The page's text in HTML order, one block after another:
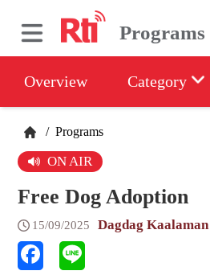
Programs
Overview Category
/ Programs
ON AIR
Free Dog Adoption
15/09/2025 Dagdag Kaalaman